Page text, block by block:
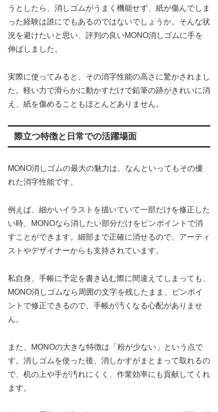
うとしたら、消しゴムがうまく機能せず、紙が傷んでしま
った経験は誰にでもあるのではないでしょうか。そんな状
況を避けたいと思い、評判の良いMONO消しゴムに手を
伸ばしました。
実際に使ってみると、その消字性能の高さに驚かされまし
た。軽い力で滑らかに動かすだけで鉛筆の跡がきれいに消
え、紙を傷めることもほとんどありません。
際立つ特徴と日常での活躍場面
MONO消しゴムの最大の魅力は、なんといってもその優
れた消字性能です。
例えば、細かいイラストを描いていて一部だけを修正した
い時、MONOなら消したい部分だけをピンポイントで消
すことができます。細部まで正確に消せるので、アーティ
ストやデザイナーからも支持されています。
私自身、手帳に予定を書き込む際に間違えてしまっても、
MONO消しゴムなら周囲の文字を残したまま、ピンポイ
ントで修正できるので、手帳が汚くなる心配がありませ
ん。
また、MONOの大きな特徴は「粉が少ない」という点で
す。消しゴムを使った後、消しかすがまとまって取れるの
で、机の上や手が汚れにくく、作業効率にも貢献してくれ
ます。